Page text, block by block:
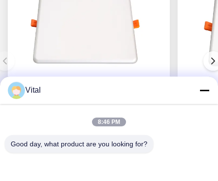
En İyi Fiyatı Alın
Vital
8:46 PM
Good day, what product are you looking for?